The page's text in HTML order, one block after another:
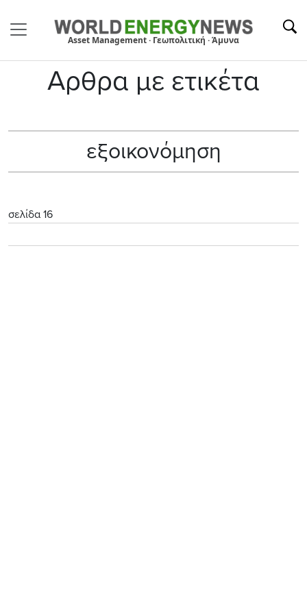
Asset Management · Γεωπολιτική · Άμυνα
Αρθρα με ετικέτα
εξοικονόμηση
σελίδα 16